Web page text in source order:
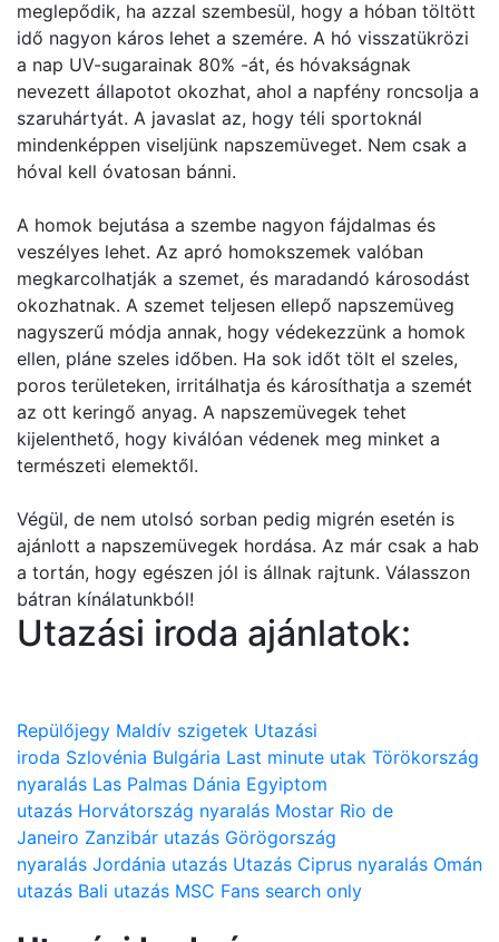
meglepődik, ha azzal szembesül, hogy a hóban töltött
idő nagyon káros lehet a szemére. A hó visszatükrözi
a nap UV-sugarainak 80% -át, és hóvakságnak
nevezett állapotot okozhat, ahol a napfény roncsolja a
szaruhártyát. A javaslat az, hogy téli sportoknál
mindenképpen viseljünk napszemüveget. Nem csak a
hóval kell óvatosan bánni.
A homok bejutása a szembe nagyon fájdalmas és
veszélyes lehet. Az apró homokszemek valóban
megkarcolhatják a szemet, és maradandó károsodást
okozhatnak. A szemet teljesen ellepő napszemüveg
nagyszerű módja annak, hogy védekezzünk a homok
ellen, pláne szeles időben. Ha sok időt tölt el szeles,
poros területeken, irritálhatja és károsíthatja a szemét
az ott keringő anyag. A napszemüvegek tehet
kijelenthető, hogy kiválóan védenek meg minket a
természeti elemektől.
Végül, de nem utolsó sorban pedig migrén esetén is
ajánlott a napszemüvegek hordása. Az már csak a hab
a tortán, hogy egészen jól is állnak rajtunk. Válasszon
bátran kínálatunkból!
Utazási iroda ajánlatok:
Repülőjegy Maldív szigetek Utazási
iroda Szlovénia Bulgária Last minute utak Törökország
nyaralás Las Palmas Dánia Egyiptom
utazás Horvátország nyaralás Mostar Rio de
Janeiro Zanzibár utazás Görögország
nyaralás Jordánia utazás Utazás Ciprus nyaralás Omán
utazás Bali utazás MSC Fans search only